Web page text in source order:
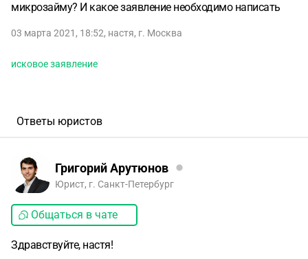
микрозайму? И какое заявление необходимо написать
03 марта 2021, 18:52, настя, г. Москва
исковое заявление
Ответы юристов
Григорий Арутюнов
Юрист, г. Санкт-Петербург
Общаться в чате
Здравствуйте, настя!